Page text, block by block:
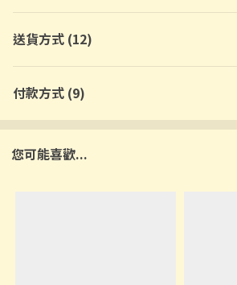
送貨方式 (12)
付款方式 (9)
您可能喜歡...